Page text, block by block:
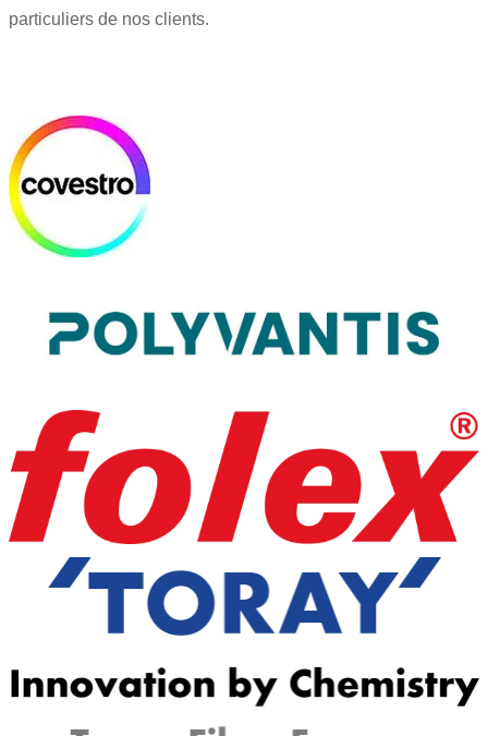
particuliers de nos clients.